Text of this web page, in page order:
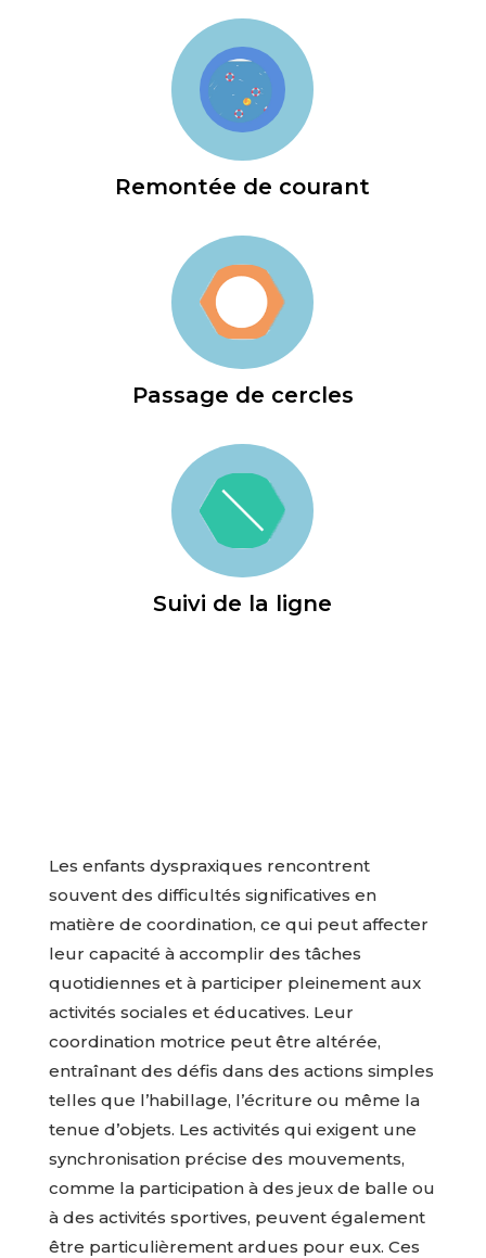
Remontée de courant
Passage de cercles
Suivi de la ligne
Les enfants dyspraxiques rencontrent
souvent des difficultés significatives en
matière de coordination, ce qui peut affecter
leur capacité à accomplir des tâches
quotidiennes et à participer pleinement aux
activités sociales et éducatives. Leur
coordination motrice peut être altérée,
entraînant des défis dans des actions simples
telles que l’habillage, l’écriture ou même la
tenue d’objets. Les activités qui exigent une
synchronisation précise des mouvements,
comme la participation à des jeux de balle ou
à des activités sportives, peuvent également
être particulièrement ardues pour eux. Ces